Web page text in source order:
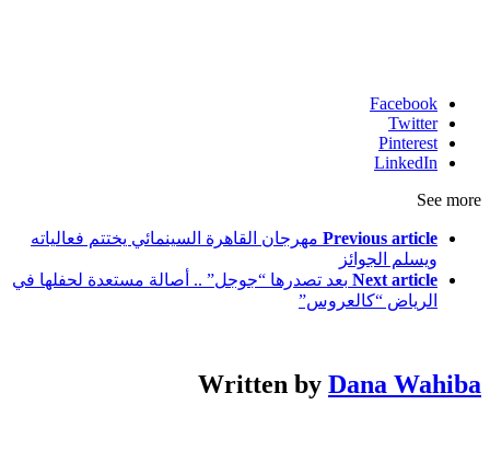
Facebook
Twitter
Pinterest
LinkedIn
See more
Previous article مهرجان القاهرة السينمائي يختتم فعالياته
ويسلم الجوائز
Next article بعد تصدرها “جوجل” .. أصالة مستعدة لحفلها في
الرياض “كالعروس”
Written by Dana Wahiba